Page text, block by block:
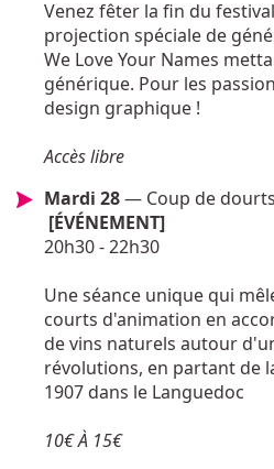
Venez fêter la fin du
projection spéciale de
We Love Your Names
générique. Pour les
design graphique !
Accès libre
Mardi 28— Coup de
[ÉVÉNEMENT]
20h30 - 22h30
Une séance unique qui
courts d'animation en
de vins naturels autour
révolutions, en partant de
1907 dans le Languedoc
10€ À 15€